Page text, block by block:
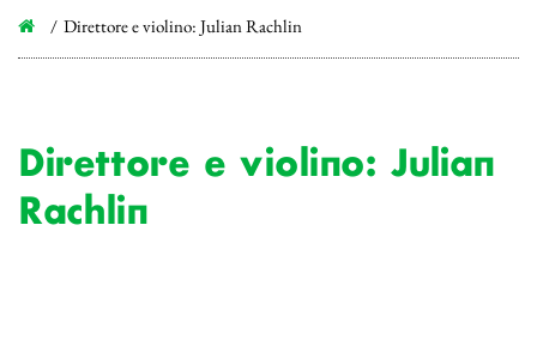
Direttore e violino: Julian Rachlin
Direttore e violino: Julian
Rachlin